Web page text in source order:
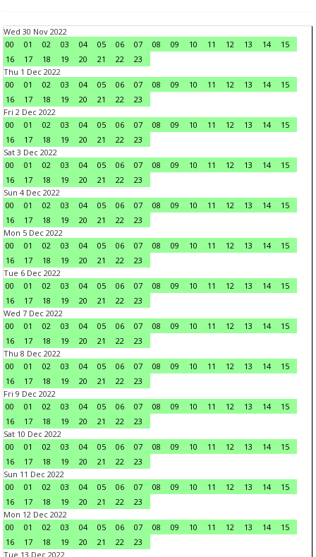
Wed 30 Nov 2022
00
01 02 03 04 05 06 07 08 09 10 11 12 13 14
15
16
17 18 19 20 21 22
23
Thu 1 Dec 2022
00
01 02 03 04 05 06 07 08 09 10 11 12 13 14
15
16
17 18 19 20 21 22
23
Fri 2 Dec 2022
00
01 02 03 04 05 06 07 08 09 10 11 12 13 14
15
16
17 18 19 20 21 22
23
Sat 3 Dec 2022
00
01 02 03 04 05 06 07 08 09 10 11 12 13 14
15
16
17 18 19 20 21 22
23
Sun 4 Dec 2022
00
01 02 03 04 05 06 07 08 09 10 11 12 13 14
15
16
17 18 19 20 21 22
23
Mon 5 Dec 2022
00
01 02 03 04 05 06 07 08 09 10 11 12 13 14
15
16
17 18 19 20 21 22
23
Tue 6 Dec 2022
00
01 02 03 04 05 06 07 08 09 10 11 12 13 14
15
16
17 18 19 20 21 22
23
Wed 7 Dec 2022
00
01 02 03 04 05 06 07 08 09 10 11 12 13 14
15
16
17 18 19 20 21 22
23
Thu 8 Dec 2022
00
01 02 03 04 05 06 07 08 09 10 11 12 13 14
15
16
17 18 19 20 21 22
23
Fri 9 Dec 2022
00
01 02 03 04 05 06 07 08 09 10 11 12 13 14
15
16
17 18 19 20 21 22
23
Sat 10 Dec 2022
00
01 02 03 04 05 06 07 08 09 10 11 12 13 14
15
16
17 18 19 20 21 22
23
Sun 11 Dec 2022
00
01 02 03 04 05 06 07 08 09 10 11 12 13 14
15
16
17 18 19 20 21 22
23
Mon 12 Dec 2022
00
01 02 03 04 05 06 07 08 09 10 11 12 13 14
15
16
17 18 19 20 21 22
23
Tue 13 Dec 2022